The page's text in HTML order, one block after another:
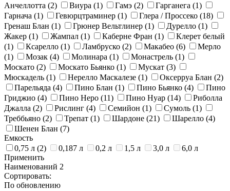
Анчеллотта (2) Виура (1) Гамэ (2) Гарганега (1)
Гарнача (1) Гевюрцтраминер (1) Глера / Просcеко (18)
Гренаш Блан (1) Грюнер Вельтлинер (1) Дурелло (1)
Жакер (1) Жампал (1) Каберне Фран (1)
Клерет белый
(1)
Ксарелло (1) Ламбруско (2) Макабео (6)
Мерло
(1)
Мозак (4) Молинара (1) Монастрель (1)
Москато (2) Москато Бьянко (1) Мускат (3)
Мюскадель (1) Нерелло Маскалезе (1) Оксерруа Блан (2)
Парельяда (4) Пино Блан (1) Пино Бьянко (4)
Пино
Гриджио (4) Пино Неро (11) Пино Нуар (14)
Риболла
Джалла (2) Рислинг (4) Семийон (1) Сумоль (1)
Треббьяно (2) Трепат (1) Шардоне (21) Шарелло (4)
Шенен Блан (7)
Емкость
0,75 л (2) 0,187 л 0,2 л 1,5 л 3,0 л
6,0 л
Применить
Наименований 2
Сортировать:
По обновлению